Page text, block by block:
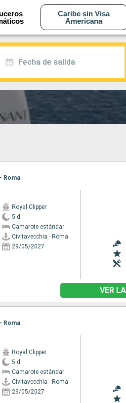
Caribe sin Visa
Americana
Fecha de salida
Roma
Royal Clipper
5 d
Camarote estándar
Civitavecchia - Roma
29/05/2027
VER
Roma
Royal Clipper
5 d
Camarote estándar
Civitavecchia - Roma
29/05/2027